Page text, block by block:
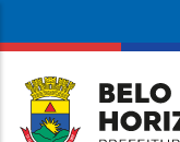
conteúdo
principal
da
Prefeitura